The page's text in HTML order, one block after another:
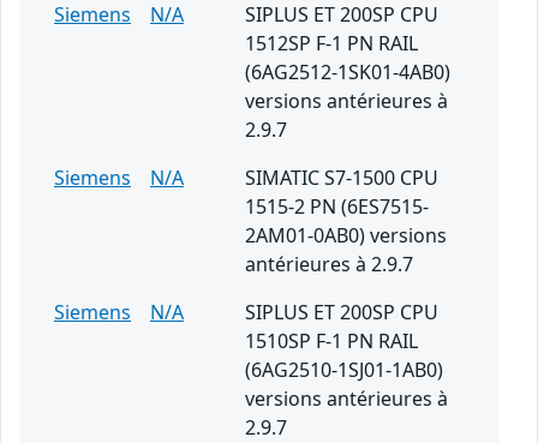
Siemens
N/A
SIPLUS ET 200SP CPU
1512SP F-1 PN RAIL
(6AG2512-1SK01-4AB0)
versions antérieures à
2.9.7
Siemens
N/A
SIMATIC S7-1500 CPU
1515-2 PN (6ES7515-
2AM01-0AB0) versions
antérieures à 2.9.7
Siemens
N/A
SIPLUS ET 200SP CPU
1510SP F-1 PN RAIL
(6AG2510-1SJ01-1AB0)
versions antérieures à
2.9.7